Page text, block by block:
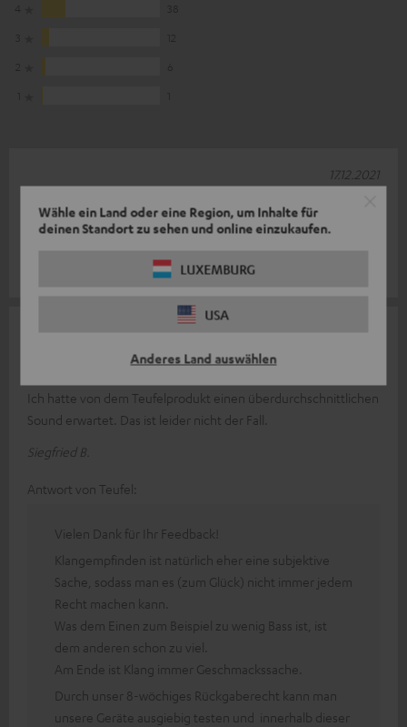
Wähle ein Land oder eine Region, um Inhalte für
deinen Standort zu sehen und online einzukaufen.
LUXEMBURG
USA
Anderes Land auswählen
Gut
Guter Klang
17.12.2021
Durchschnittlicher Sound
Ich hatte von dem Teufelprodukt einen überdurchschnittlichen
Sound erwartet. Das ist leider nicht der Fall.
Siegfried B.
Antwort von Teufel:
Vielen Dank für Ihr Feedback!
Klangempfinden ist natürlich eher eine subjektive
Sache, sodass man es (zum Glück) nicht immer jedem
Recht machen kann.
Was dem Einen zum Beispiel zu wenig Bass ist, ist
dem anderen schon zu viel.
Am Ende ist Klang immer Geschmackssache.
Durch unser 8-wöchiges Rückgaberecht kann man
unsere Geräte ausgiebig testen und innerhalb dieser